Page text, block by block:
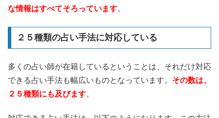
な情報はすべてそろっています。
２５種類の占い手法に対応している
多くの占い師が在籍しているということは、それだけ対応
できる占い手法も幅広いものとなっています。 その数は、
２５種類にも及びます。